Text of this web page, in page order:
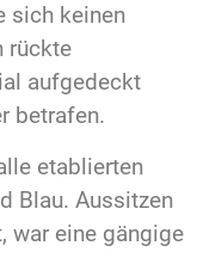
sich keinen
rückte
aufgedeckt
betrafen.
etablierten
Blau. Aussitzen
war eine gängige